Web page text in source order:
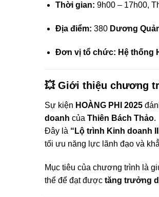
Thời gian: 9h00 – 17h00,
Địa điểm: 380 Dương
Đơn vị tổ chức: Hệ thống
💥 Giới thiệu chương
Sự kiện HOÀNG PHI 2025
doanh của Thiên Bách Thảo.
Đây là “Lộ trình Kinh doanh
tối ưu năng lực lãnh đạo và
Mục tiêu của chương trình là
thể để đạt được tăng trưởng